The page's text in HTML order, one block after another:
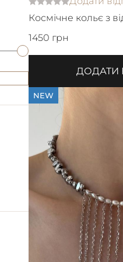
Космічне кольє з
та ланцюжків з
1450 грн
ДОДАТИ
NEW